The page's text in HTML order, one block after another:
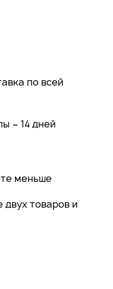
по всей
~ 14 дней
меньше
двух товаров и